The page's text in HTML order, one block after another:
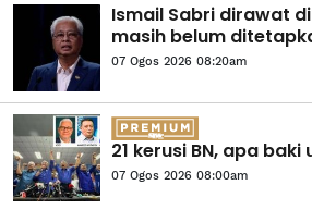
Ismail Sabri dirawat
masih belum
07 Ogos 2026 08:20am
21 kerusi BN, apa baki
07 Ogos 2026 08:00am